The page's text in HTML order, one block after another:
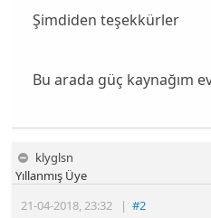
Şimdiden teşekkürler
Bu arada güç kaynağım
klyglsn
21-04-2018,23:32 |#2
Yıllanmış Üye